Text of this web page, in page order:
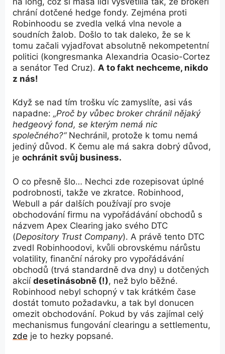
chrání dotčené hedge fondy. Zejména proti
Robinhoodu se zvedla velká vlna nevole a
soudních žalob. Došlo to tak daleko, že se k
tomu začali vyjadřovat absolutně nekompetentní
politici (kongresmanka Alexandria Ocasio-Cortez
a senátor Ted Cruz). A to fakt nechceme, nikdo
z nás!
Když se nad tím trošku víc zamyslíte, asi vás
napadne: „Proč by vůbec broker chránil nějaký
hedgeový fond, se kterým nemá nic
společného?“Nechránil, protože k tomu nemá
jediný důvod. K čemu ale má sakra dobrý důvod,
je ochránit svůj business.
O co přesně šlo… Nechci zde rozepisovat úplné
podrobnosti, takže ve zkratce. Robinhood,
Webull a pár dalších používají pro svoje
obchodování firmu na vypořádávání obchodů s
názvem Apex Clearing jako svého DTC
(Depository Trust Company). A právě tento DTC
zvedl Robinhoodovi, kvůli obrovskému nárůstu
volatility, finanční nároky pro vypořádávání
obchodů (trvá standardně dva dny) u dotčených
akcií desetinásobně (!), než bylo běžné.
Robinhood nebyl schopný v tak krátkém čase
dostát tomuto požadavku, a tak byl donucen
omezit obchodování. Pokud by vás zajímal celý
mechanismus fungování clearingu a settlementu,
zde je to hezky popsané.